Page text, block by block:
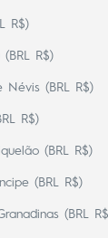
R$)
R$)
Névis (BRL R$)
R$)
(BRL R$)
(BRL R$)
(BRL